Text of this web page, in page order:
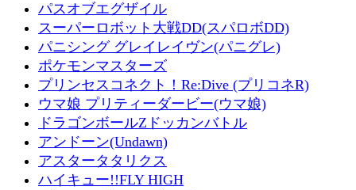
パスオブエグザイル
スーパーロボット大戦DD(スパロボDD)
パニシング グレイレイヴン(パニグレ)
ポケモンマスターズ
プリンセスコネクト！Re:Dive (プリコネR)
ウマ娘 プリティーダービー(ウマ娘)
ドラゴンボールZドッカンバトル
アンドーン(Undawn)
アスタータタリクス
ハイキュー!!FLY HIGH